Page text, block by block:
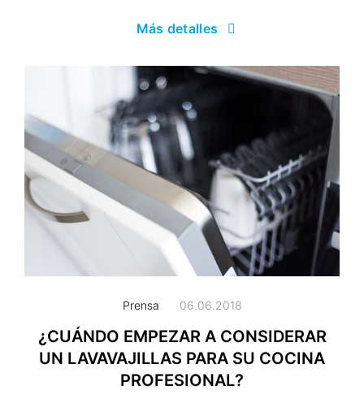
Más detalles
Prensa 06.06.2018
¿CUÁNDO EMPEZAR A CONSIDERAR
UN LAVAVAJILLAS PARA SU COCINA
PROFESIONAL?